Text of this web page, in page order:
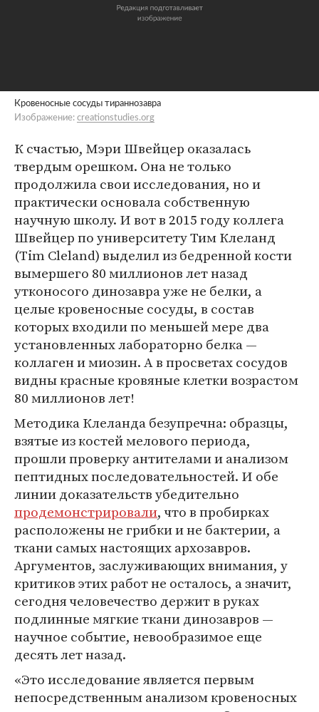
Кровеносные сосуды тираннозавра
Изображение: creationstudies.org
К счастью, Мэри Швейцер оказалась
твердым орешком. Она не только
продолжила свои исследования, но и
практически основала собственную
научную школу. И вот в 2015 году коллега
Швейцер по университету Тим Клеланд
(Tim Cleland) выделил из бедренной кости
вымершего 80 миллионов лет назад
утконосого динозавра уже не белки, а
целые кровеносные сосуды, в состав
которых входили по меньшей мере два
установленных лабораторно белка —
коллаген и миозин. А в просветах сосудов
видны красные кровяные клетки возрастом
80 миллионов лет!
Методика Клеланда безупречна: образцы,
взятые из костей мелового периода,
прошли проверку антителами и анализом
пептидных последовательностей. И обе
линии доказательств убедительно
продемонстрировали, что в пробирках
расположены не грибки и не бактерии, а
ткани самых настоящих архозавров.
Аргументов, заслуживающих внимания, у
критиков этих работ не осталось, а значит,
сегодня человечество держит в руках
подлинные мягкие ткани динозавров —
научное событие, невообразимое еще
десять лет назад.
«Это исследование является первым
непосредственным анализом кровеносных